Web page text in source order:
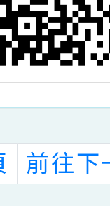
前往下